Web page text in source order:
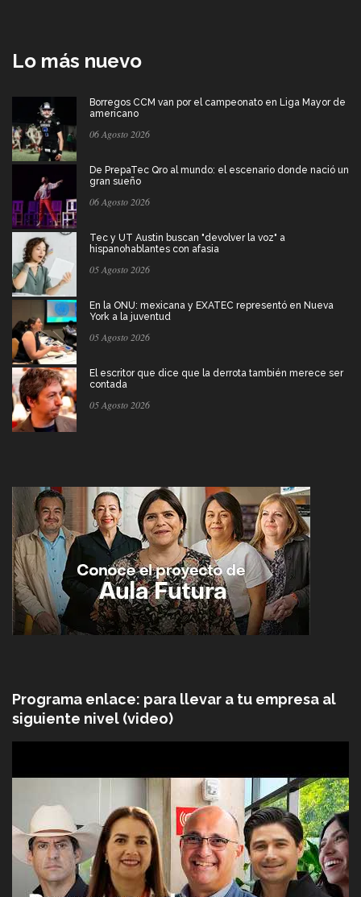
Lo más nuevo
Borregos CCM van por el campeonato en Liga Mayor de
americano
06 Agosto 2026
De PrepaTec Qro al mundo: el escenario donde nació un
gran sueño
06 Agosto 2026
Tec y UT Austin buscan "devolver la voz" a
hispanohablantes con afasia
05 Agosto 2026
En la ONU: mexicana y EXATEC representó en Nueva
York a la juventud
05 Agosto 2026
El escritor que dice que la derrota también merece ser
contada
05 Agosto 2026
Programa enlace: para llevar a tu empresa al
siguiente nivel (video)